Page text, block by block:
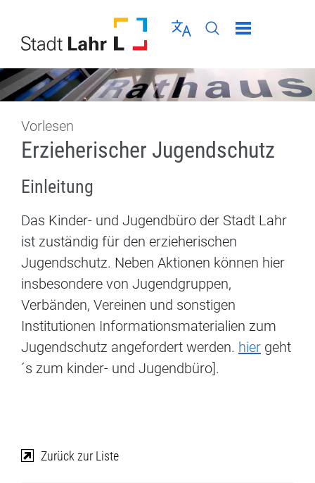
Sprache wählen
Seiten-Suche
Menü schließen
Vorlesen
Erzieherischer Jugendschutz
Einleitung
Das Kinder- und Jugendbüro der Stadt Lahr
ist zuständig für den erzieherischen
Jugendschutz. Neben Aktionen können hier
insbesondere von Jugendgruppen,
Verbänden, Vereinen und sonstigen
Institutionen Informationsmaterialien zum
Jugendschutz angefordert werden. hier geht
´s zum kinder- und Jugendbüro].
Zurück zur Liste